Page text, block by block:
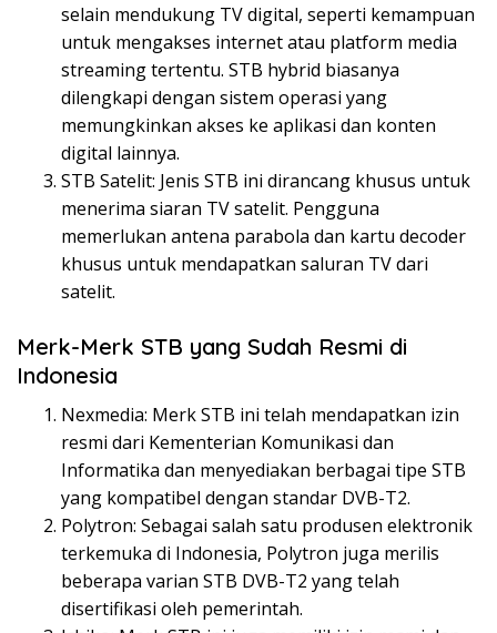
selain mendukung TV digital, seperti kemampuan
untuk mengakses internet atau platform media
streaming tertentu. STB hybrid biasanya
dilengkapi dengan sistem operasi yang
memungkinkan akses ke aplikasi dan konten
digital lainnya.
STB Satelit: Jenis STB ini dirancang khusus untuk
menerima siaran TV satelit. Pengguna
memerlukan antena parabola dan kartu decoder
khusus untuk mendapatkan saluran TV dari
satelit.
Merk-Merk STB yang Sudah Resmi di
Indonesia
Nexmedia: Merk STB ini telah mendapatkan izin
resmi dari Kementerian Komunikasi dan
Informatika dan menyediakan berbagai tipe STB
yang kompatibel dengan standar DVB-T2.
Polytron: Sebagai salah satu produsen elektronik
terkemuka di Indonesia, Polytron juga merilis
beberapa varian STB DVB-T2 yang telah
disertifikasi oleh pemerintah.